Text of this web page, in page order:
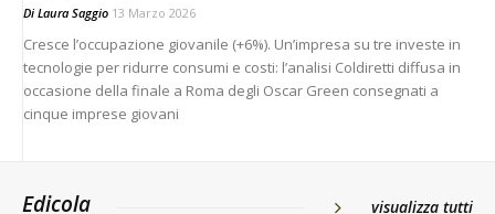
Di Laura Saggio 13 Marzo 2026
Cresce l’occupazione giovanile (+6%). Un’impresa su tre investe in
tecnologie per ridurre consumi e costi: l’analisi Coldiretti diffusa in
occasione della finale a Roma degli Oscar Green consegnati a
cinque imprese giovani
Edicola visualizza tutti